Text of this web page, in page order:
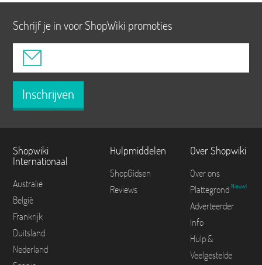
Schrijf je in voor ShopWiki promoties
Inschrijven
Shopwiki
Internationaal
Australië
België
Frankrijk
Duitsland
Nederland
Hulpmiddelen
ShopGidsen
Reviews
Over Shopwiki
Over ons
Plattegrond Nieuw!
Adverteerder
Info
Hulp &
Veelgestelde